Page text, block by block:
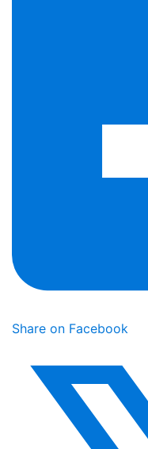
Share on Facebook